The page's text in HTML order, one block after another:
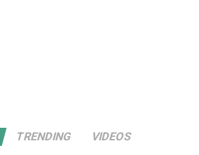
TRENDING VIDEOS